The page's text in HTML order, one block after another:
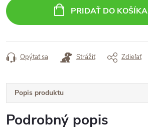
cena:
PRIDAŤ DO KOŠÍKA
Opýtať sa Strážiť Zdieľať
Popis produktu
Podrobný popis